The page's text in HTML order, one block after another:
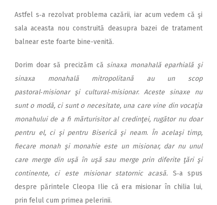
Astfel s‑a rezolvat problema cazării, iar acum vedem că şi
sala aceasta nou construită deasupra bazei de tratament
balnear este foarte bine-venită.
Dorim doar să precizăm că sinaxa monahală eparhială şi
sinaxa monahală mitropolitană au un scop
pastoral‑misionar şi cultural‑misionar.Aceste sinaxe nu
sunt o modă, ci sunt o necesitate, una care vine din vocaţia
monahului de a fi mărturisitor al credinţei, rugător nu doar
pentru el, ci şi pentru Biserică şi neam. În acelaşi timp,
fiecare monah şi monahie este un misionar, dar nu unul
care merge din uşă în uşă sau merge prin diferite ţări şi
continente, ci este misionar statornic acasă. S‑a spus
despre părintele Cleopa Ilie că era misionar în chilia lui,
prin felul cum primea pelerinii.